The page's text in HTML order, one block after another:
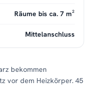
bekommen
vor dem Heizkörper. 45
Räume bis ca. 7 m²
Mittelanschluss